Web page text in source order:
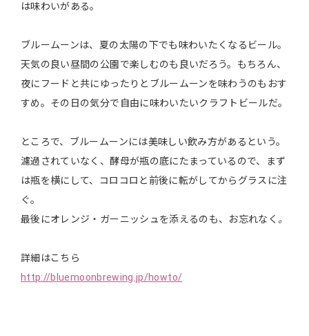
は味わいがある。
ブルームーンは、夏の太陽の下でも味わいたくなるビール。
天気の良い昼間の公園で楽しむのも良いだろう。もちろん、
夜にフードと共にゆったりとブルームーンを味わうのもおす
すめ。その日の気分で自由に味わいたいクラフトビールだ。
ところで、ブルームーンには美味しい飲み方があるという。
濾過されていなく、酵母が瓶の底にたまっているので、まず
は瓶を横にして、コロコロと前後に転がしてからグラスに注
ぐ。
最後にオレンジ・ガーニッシュを添えるのも、お忘れなく 。
詳細はこちら
http://bluemoonbrewing.jp/howto/